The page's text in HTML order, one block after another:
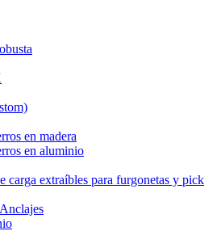
en madera
en aluminio
carga extraíbles para furgonetas y pick